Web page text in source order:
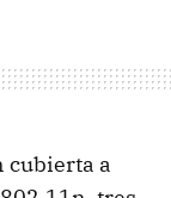
cubierta a